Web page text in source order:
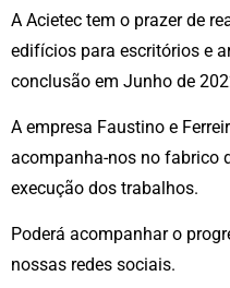
A Acietec tem o prazer de
edifícios para escritórios e
conclusão em Junho de
A empresa Faustino e
acompanha-nos no fabrico
execução dos trabalhos.
Poderá acompanhar o
nossas redes sociais.